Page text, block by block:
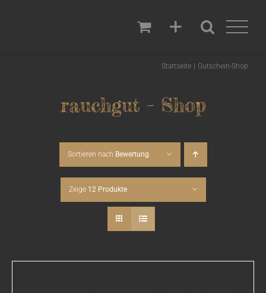
Startseite Gutschein-Shop
rauchgut – Shop
Sortieren nach Bewertung
Zeige 12 Produkte